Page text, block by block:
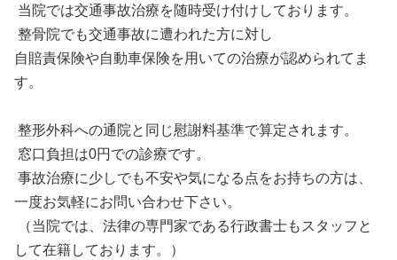
当院では交通事故治療を随時受け付けしております。
整骨院でも交通事故に遭われた方に対し
自賠責保険や自動車保険を用いての治療が認められてま
す。
整形外科への通院と同じ慰謝料基準で算定されます。
窓口負担は0円での診療です。
事故治療に少しでも不安や気になる点をお持ちの方は、
一度お気軽にお問い合わせ下さい。
（当院では、法律の専門家である行政書士もスタッフと
して在籍しております。）